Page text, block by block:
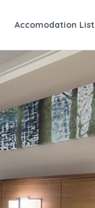
Accomodation List